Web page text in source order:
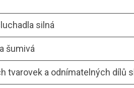
silná
šumivá
tvarovek a odnímatelných dílů